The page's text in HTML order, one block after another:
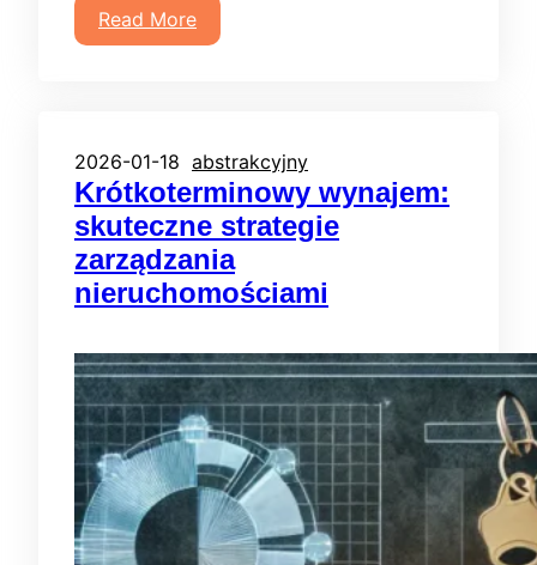
Read More
2026-01-18 abstrakcyjny
Krótkoterminowy wynajem:
skuteczne strategie
zarządzania
nieruchomościami